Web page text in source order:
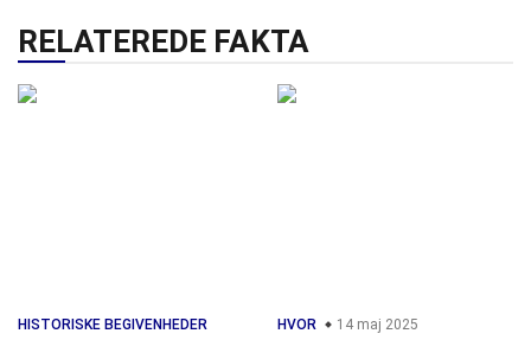
RELATEREDE FAKTA
HISTORISKE BEGIVENHEDER
HVOR 14 maj 2025